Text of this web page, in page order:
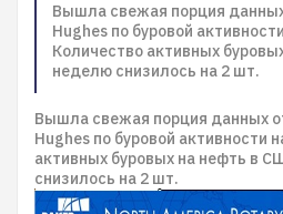
Вышла свежая порция
Hughes по буровой
Количество активных
неделю снизилось на 2 шт.
Вышла свежая порция данных
Hughes по буровой активности
активных буровых на нефть в
снизилось на 2 шт.